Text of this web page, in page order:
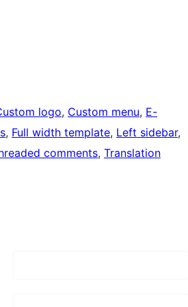
logo, Custom menu, E-
, Full width template, Left sidebar
comments, Translation